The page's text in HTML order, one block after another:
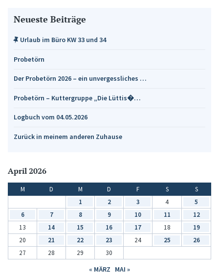
Neueste Beiträge
Urlaub im Büro KW 33 und 34
Probetörn
Der Probetörn 2026 – ein unvergessliches …
Probetörn – Kuttergruppe „Die Lüttis�…
Logbuch vom 04.05.2026
Zurück in meinem anderen Zuhause
April 2026
M D M D F S
S
1
2 3 4
5
6
7 8 9 10 11
12
13
14 15 16 17 18
19
20
21 22 23 24 25
26
27
28 29 30
« MÄRZ MAI »